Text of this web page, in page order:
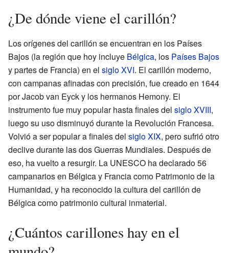
¿De dónde viene el carillón?
Los orígenes del carillón se encuentran en los Países
Bajos (la región que hoy incluye Bélgica, los Países Bajos
y partes de Francia) en el siglo XVI. El carillón moderno,
con campanas afinadas con precisión, fue creado en 1644
por Jacob van Eyck y los hermanos Hemony. El
instrumento fue muy popular hasta finales del siglo XVIII,
luego su uso disminuyó durante la Revolución Francesa.
Volvió a ser popular a finales del siglo XIX, pero sufrió otro
declive durante las dos Guerras Mundiales. Después de
eso, ha vuelto a resurgir. La UNESCO ha declarado 56
campanarios en Bélgica y Francia como Patrimonio de la
Humanidad, y ha reconocido la cultura del carillón de
Bélgica como patrimonio cultural inmaterial.
¿Cuántos carillones hay en el